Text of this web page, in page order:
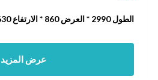
الطول 2990 * العرض 860 * الارتفاع 1630 ملم
عرض المزيد